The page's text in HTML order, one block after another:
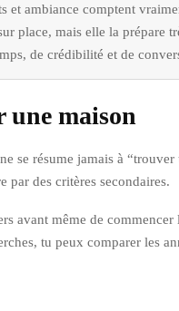
et ambiance comptent
place, mais elle la prépare
de crédibilité et de
une maison
se résume jamais à
par des critères secondaires.
même de commencer
tu peux comparer les